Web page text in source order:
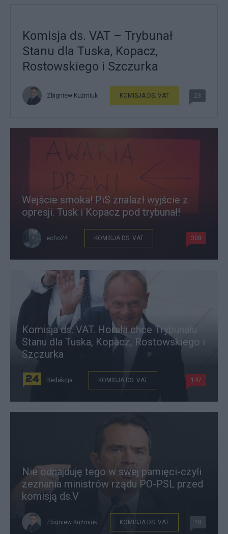
Komisja ds. VAT – Trybunał
Stanu dla Tuska, Kopacz,
Rostowskiego i Szczurka
Zbigniew Kuźmiuk KOMISJA DS. VAT 23
Wejście smoka! PiS znalazł wyjście z
opresji. Tusk i Kopacz pod trybunał!
echo24 KOMISJA DS. VAT 308
Komisja ds. VAT. Horała chce Trybunału
Stanu dla Tuska, Kopacz, Rostowskiego i
Szczurka
Redakcja KOMISJA DS. VAT 147
Nie odnajduję tego w swej pamięci-czyli
zeznania ministrów rządu PO-PSL przed
komisją ds.V
Zbigniew Kuźmiuk KOMISJA DS. VAT 18